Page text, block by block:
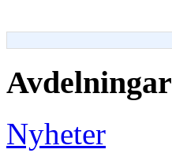
Avdelningar
Nyheter